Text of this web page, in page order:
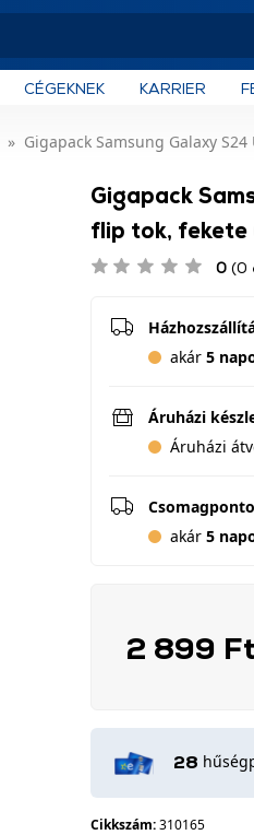
CÉGEKNEK KARRIER
Gigapack Samsung Galaxy
Gigapack
flip tok, fekete
0 (0
akár 5
Áruházi
Áruházi
akár 5
2 899
28
Cikkszám:310165